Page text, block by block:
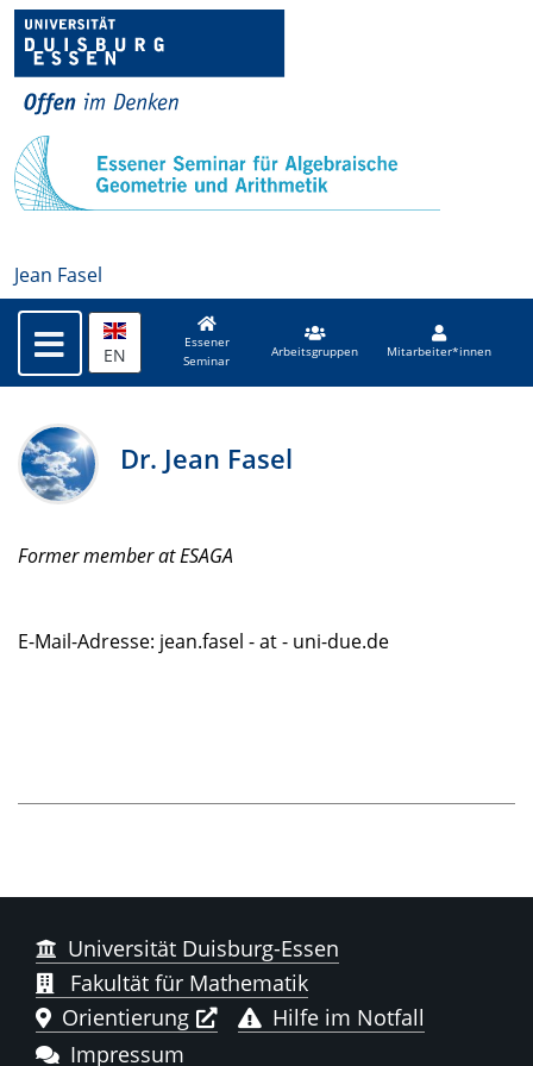
Jean Fasel
EN
Essener
Seminar
Arbeitsgruppen Mitarbeiter*innen
Dr. Jean Fasel
Former member at ESAGA
E-Mail-Adresse: jean.fasel - at - uni-due.de
Universität Duisburg-Essen
Fakultät für Mathematik
Orientierung
Hilfe im Notfall
Impressum